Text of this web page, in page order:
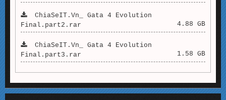
ChiaSeIT.Vn_ Gata 4 Evolution
Final.part2.rar
4.88 GB
ChiaSeIT.Vn_ Gata 4 Evolution
Final.part3.rar
1.58 GB